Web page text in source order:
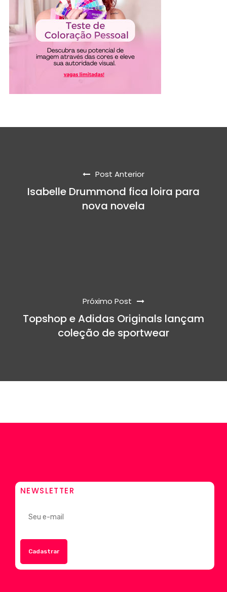
Post Anterior
Isabelle Drummond fica loira para
nova novela
Próximo Post
Topshop e Adidas Originals lançam
coleção de sportwear
NEWSLETTER